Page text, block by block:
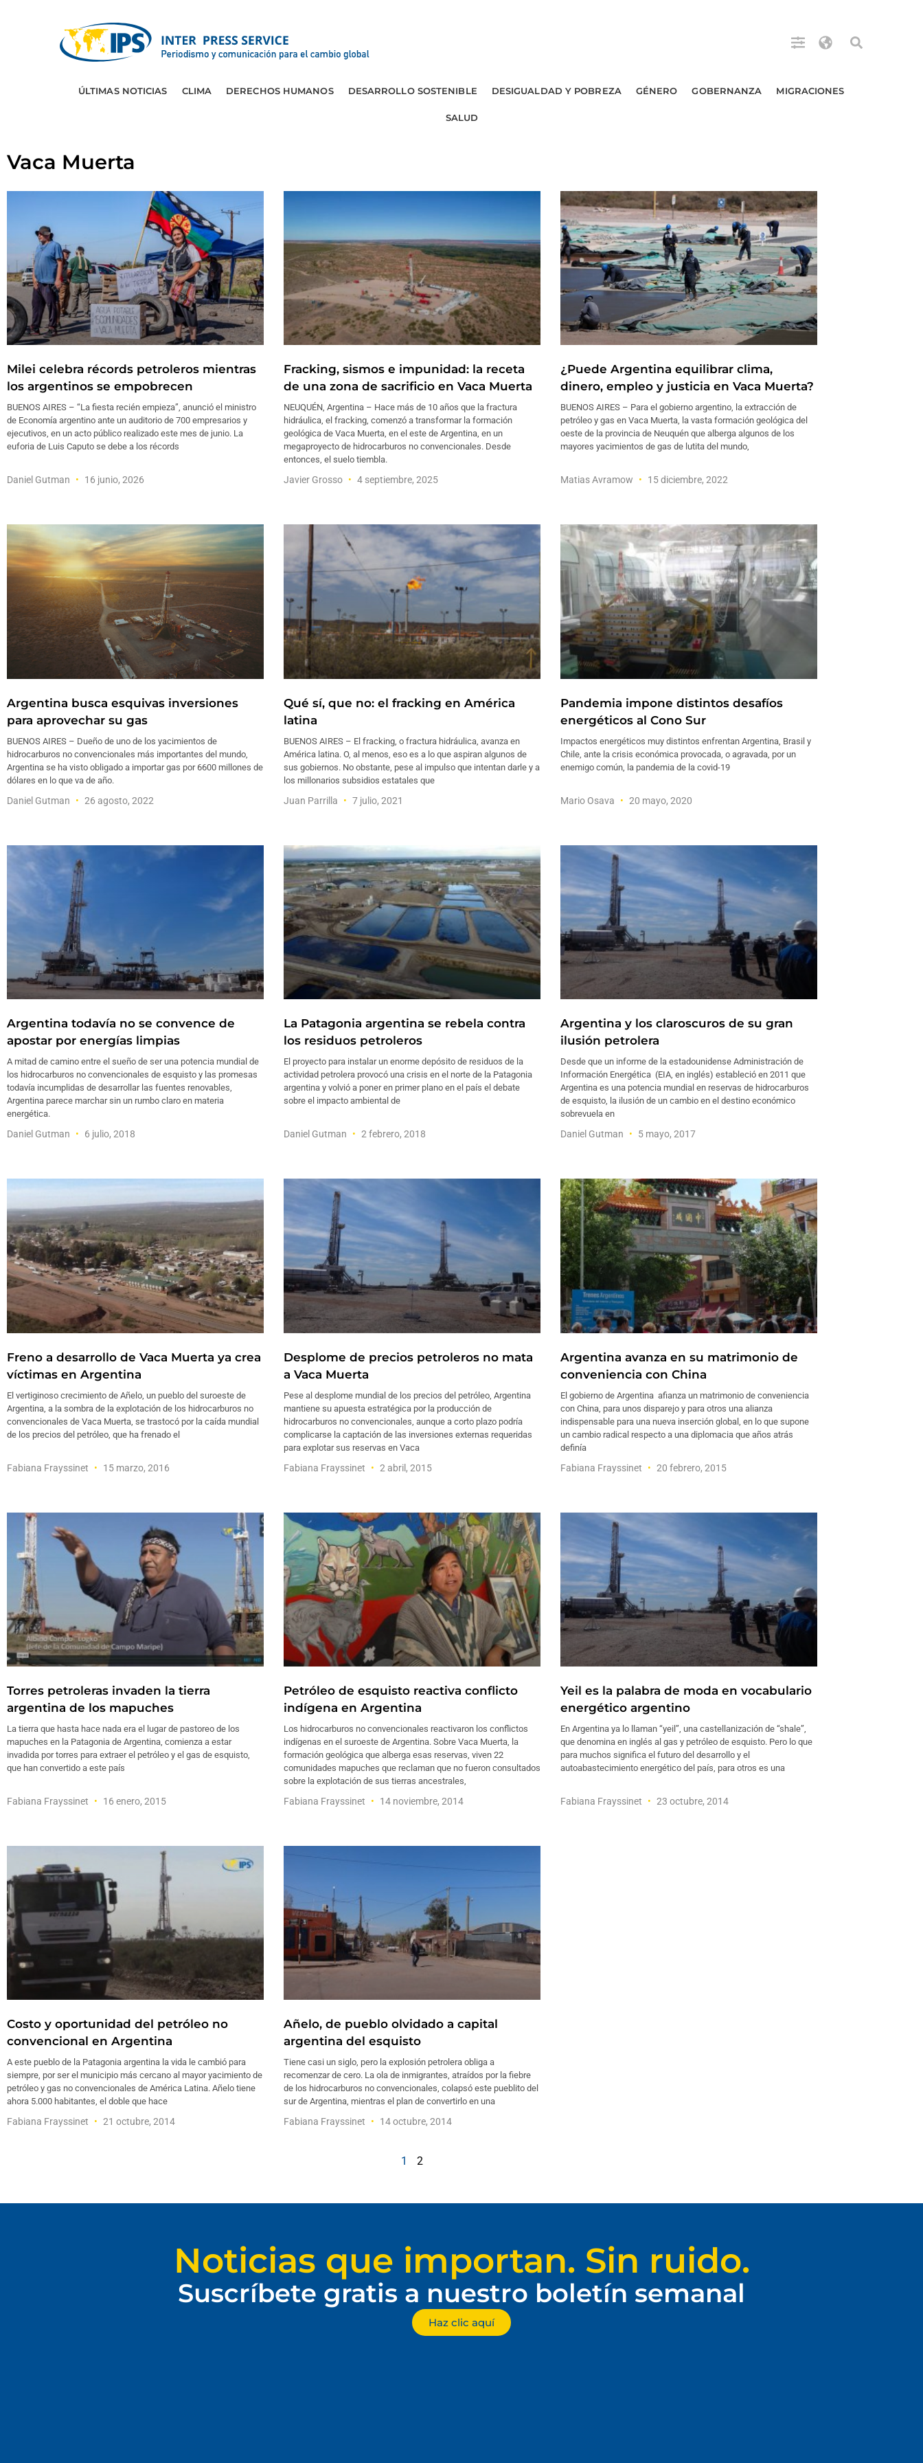
ÚLTIMAS NOTICIAS CLIMA DERECHOS HUMANOS DESARROLLO SOSTENIBLE DESIGUALDAD Y POBREZA GÉNERO GOBERNANZA MIGRACIONES
SALUD
Vaca Muerta
Milei celebra récords petroleros mientras
los argentinos se empobrecen
BUENOS AIRES – “La fiesta recién empieza”, anunció el ministro
de Economía argentino ante un auditorio de 700 empresarios y
ejecutivos, en un acto público realizado este mes de junio. La
euforia de Luis Caputo se debe a los récords
Daniel Gutman 16 junio, 2026
Fracking, sismos e impunidad: la receta
de una zona de sacrificio en Vaca Muerta
NEUQUÉN, Argentina – Hace más de 10 años que la fractura
hidráulica, el fracking, comenzó a transformar la formación
geológica de Vaca Muerta, en el este de Argentina, en un
megaproyecto de hidrocarburos no convencionales. Desde
entonces, el suelo tiembla.
Javier Grosso 4 septiembre, 2025
¿Puede Argentina equilibrar clima,
dinero, empleo y justicia en Vaca Muerta?
BUENOS AIRES – Para el gobierno argentino, la extracción de
petróleo y gas en Vaca Muerta, la vasta formación geológica del
oeste de la provincia de Neuquén que alberga algunos de los
mayores yacimientos de gas de lutita del mundo,
Matias Avramow 15 diciembre, 2022
Argentina busca esquivas inversiones
para aprovechar su gas
BUENOS AIRES – Dueño de uno de los yacimientos de
hidrocarburos no convencionales más importantes del mundo,
Argentina se ha visto obligado a importar gas por 6600 millones de
dólares en lo que va de año.
Daniel Gutman 26 agosto, 2022
Qué sí, que no: el fracking en América
latina
BUENOS AIRES – El fracking, o fractura hidráulica, avanza en
América latina. O, al menos, eso es a lo que aspiran algunos de
sus gobiernos. No obstante, pese al impulso que intentan darle y a
los millonarios subsidios estatales que
Juan Parrilla 7 julio, 2021
Pandemia impone distintos desafíos
energéticos al Cono Sur
Impactos energéticos muy distintos enfrentan Argentina, Brasil y
Chile, ante la crisis económica provocada, o agravada, por un
enemigo común, la pandemia de la covid-19
Mario Osava 20 mayo, 2020
Argentina todavía no se convence de
apostar por energías limpias
A mitad de camino entre el sueño de ser una potencia mundial de
los hidrocarburos no convencionales de esquisto y las promesas
todavía incumplidas de desarrollar las fuentes renovables,
Argentina parece marchar sin un rumbo claro en materia
energética.
Daniel Gutman 6 julio, 2018
La Patagonia argentina se rebela contra
los residuos petroleros
El proyecto para instalar un enorme depósito de residuos de la
actividad petrolera provocó una crisis en el norte de la Patagonia
argentina y volvió a poner en primer plano en el país el debate
sobre el impacto ambiental de
Daniel Gutman 2 febrero, 2018
Argentina y los claroscuros de su gran
ilusión petrolera
Desde que un informe de la estadounidense Administración de
Información Energética (EIA, en inglés) estableció en 2011 que
Argentina es una potencia mundial en reservas de hidrocarburos
de esquisto, la ilusión de un cambio en el destino económico
sobrevuela en
Daniel Gutman 5 mayo, 2017
Freno a desarrollo de Vaca Muerta ya crea
víctimas en Argentina
El vertiginoso crecimiento de Añelo, un pueblo del suroeste de
Argentina, a la sombra de la explotación de los hidrocarburos no
convencionales de Vaca Muerta, se trastocó por la caída mundial
de los precios del petróleo, que ha frenado el
Fabiana Frayssinet 15 marzo, 2016
Desplome de precios petroleros no mata
a Vaca Muerta
Pese al desplome mundial de los precios del petróleo, Argentina
mantiene su apuesta estratégica por la producción de
hidrocarburos no convencionales, aunque a corto plazo podría
complicarse la captación de las inversiones externas requeridas
para explotar sus reservas en Vaca
Fabiana Frayssinet 2 abril, 2015
Argentina avanza en su matrimonio de
conveniencia con China
El gobierno de Argentina afianza un matrimonio de conveniencia
con China, para unos disparejo y para otros una alianza
indispensable para una nueva inserción global, en lo que supone
un cambio radical respecto a una diplomacia que años atrás
definía
Fabiana Frayssinet 20 febrero, 2015
Torres petroleras invaden la tierra
argentina de los mapuches
La tierra que hasta hace nada era el lugar de pastoreo de los
mapuches en la Patagonia de Argentina, comienza a estar
invadida por torres para extraer el petróleo y el gas de esquisto,
que han convertido a este país
Fabiana Frayssinet 16 enero, 2015
Petróleo de esquisto reactiva conflicto
indígena en Argentina
Los hidrocarburos no convencionales reactivaron los conflictos
indígenas en el suroeste de Argentina. Sobre Vaca Muerta, la
formación geológica que alberga esas reservas, viven 22
comunidades mapuches que reclaman que no fueron consultados
sobre la explotación de sus tierras ancestrales,
Fabiana Frayssinet 14 noviembre, 2014
Yeil es la palabra de moda en vocabulario
energético argentino
En Argentina ya lo llaman “yeil”, una castellanización de “shale”,
que denomina en inglés al gas y petróleo de esquisto. Pero lo que
para muchos significa el futuro del desarrollo y el
autoabastecimiento energético del país, para otros es una
Fabiana Frayssinet 23 octubre, 2014
Costo y oportunidad del petróleo no
convencional en Argentina
A este pueblo de la Patagonia argentina la vida le cambió para
siempre, por ser el municipio más cercano al mayor yacimiento de
petróleo y gas no convencionales de América Latina. Añelo tiene
ahora 5.000 habitantes, el doble que hace
Fabiana Frayssinet 21 octubre, 2014
Añelo, de pueblo olvidado a capital
argentina del esquisto
Tiene casi un siglo, pero la explosión petrolera obliga a
recomenzar de cero. La ola de inmigrantes, atraídos por la fiebre
de los hidrocarburos no convencionales, colapsó este pueblito del
sur de Argentina, mientras el plan de convertirlo en una
Fabiana Frayssinet 14 octubre, 2014
1 2
Noticias que importan. Sin ruido.
Suscríbete gratis a nuestro boletín semanal
Haz clic aquí